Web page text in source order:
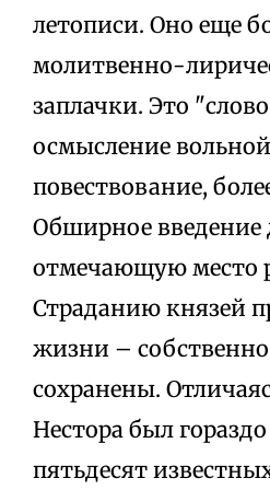
летописи. Оно еще
молитвенно-
заплачки. Это
осмысление
повествование,
Обширное введение
отмечающую место
Страданию князей
жизни –
сохранены.
Нестора был
пятьдесят